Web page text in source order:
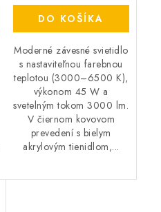
DO KOŠÍKA
Moderné závesné svietidlo
s nastaviteľnou farebnou
teplotou (3000–6500 K),
výkonom 45 W a
svetelným tokom 3000 lm.
V čiernom kovovom
prevedení s bielym
akrylovým tienidlom,...